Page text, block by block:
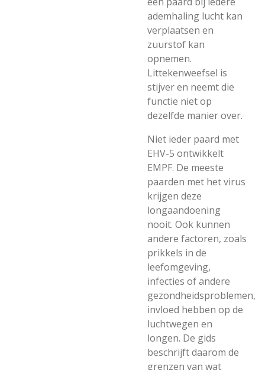
ademhaling lucht kan
verplaatsen en
zuurstof kan
opnemen.
Littekenweefsel is
stijver en neemt die
functie niet op
dezelfde manier over.
Niet ieder paard met
EHV-5 ontwikkelt
EMPF. De meeste
paarden met het virus
krijgen deze
longaandoening
nooit. Ook kunnen
andere factoren, zoals
prikkels in de
leefomgeving,
infecties of andere
gezondheidsproblemen,
invloed hebben op de
luchtwegen en
longen. De gids
beschrijft daarom de
grenzen van wat